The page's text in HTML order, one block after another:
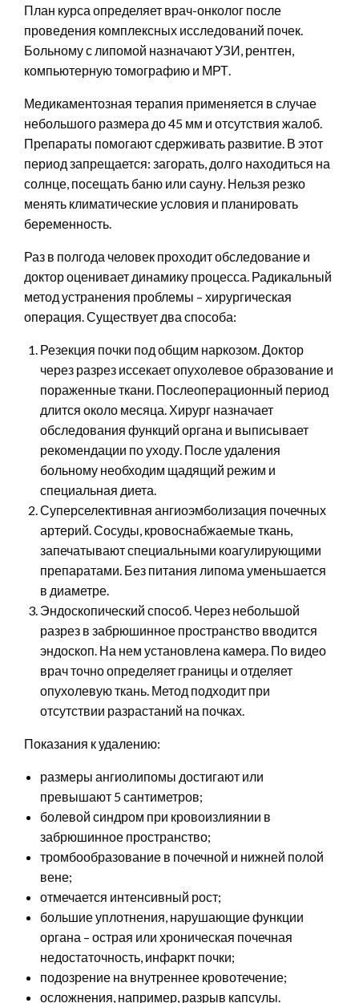
План курса определяет врач-онколог после
проведения комплексных исследований почек.
Больному с липомой назначают УЗИ, рентген,
компьютерную томографию и МРТ.
Медикаментозная терапия применяется в случае
небольшого размера до 45 мм и отсутствия жалоб.
Препараты помогают сдерживать развитие. В этот
период запрещается: загорать, долго находиться на
солнце, посещать баню или сауну. Нельзя резко
менять климатические условия и планировать
беременность.
Раз в полгода человек проходит обследование и
доктор оценивает динамику процесса. Радикальный
метод устранения проблемы – хирургическая
операция. Существует два способа:
Резекция почки под общим наркозом. Доктор
через разрез иссекает опухолевое образование и
пораженные ткани. Послеоперационный период
длится около месяца. Хирург назначает
обследования функций органа и выписывает
рекомендации по уходу. После удаления
больному необходим щадящий режим и
специальная диета.
Суперселективная ангиоэмболизация почечных
артерий. Сосуды, кровоснабжаемые ткань,
запечатывают специальными коагулирующими
препаратами. Без питания липома уменьшается
в диаметре.
Эндоскопический способ. Через небольшой
разрез в забрюшинное пространство вводится
эндоскоп. На нем установлена камера. По видео
врач точно определяет границы и отделяет
опухолевую ткань. Метод подходит при
отсутствии разрастаний на почках.
Показания к удалению:
размеры ангиолипомы достигают или
превышают 5 сантиметров;
болевой синдром при кровоизлиянии в
забрюшинное пространство;
тромбообразование в почечной и нижней полой
вене;
отмечается интенсивный рост;
большие уплотнения, нарушающие функции
органа – острая или хроническая почечная
недостаточность, инфаркт почки;
подозрение на внутреннее кровотечение;
осложнения, например, разрыв капсулы.